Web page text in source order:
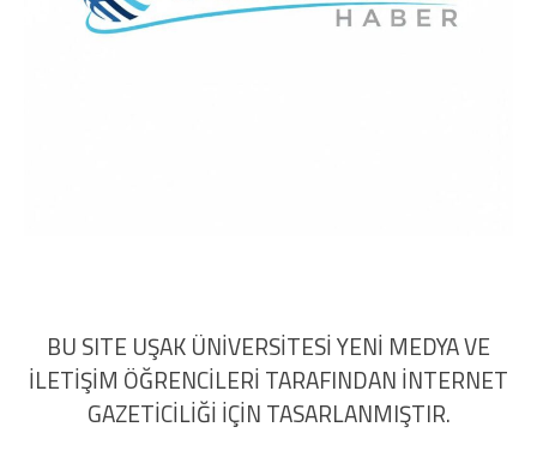
BU SITE UŞAK ÜNİVERSİTESİ YENİ MEDYA VE
İLETİŞİM ÖĞRENCİLERİ TARAFINDAN İNTERNET
GAZETİCİLİĞİ İÇİN TASARLANMIŞTIR.